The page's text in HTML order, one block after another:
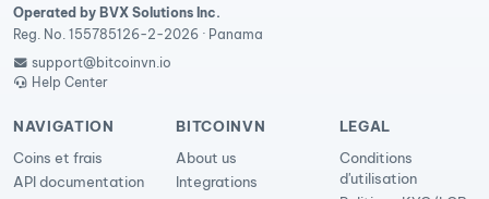
Operated by BVX Solutions Inc.
Reg. No. 155785126-2-2026 · Panama
support@bitcoinvn.io
Help Center
NAVIGATION
Coins et frais
API documentation
BITCOINVN
About us
Integrations
LEGAL
Conditions
d'utilisation